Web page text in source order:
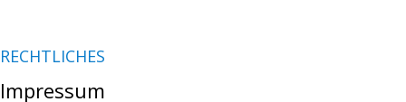
RECHTLICHES
Impressum